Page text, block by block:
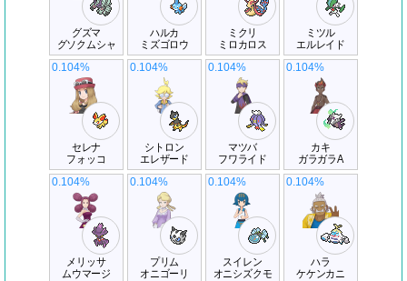
グズマ
グソクムシャ
ハルカ
ミズゴロウ
ミクリ
ミロカロス
ミツル
エルレイド
セレナ
フォッコ
0.104%
シトロン
エレザード
0.104%
マツバ
フワライド
0.104%
カキ
ガラガラA
0.104%
メリッサ
ムウマージ
0.104%
プリム
オニゴーリ
0.104%
スイレン
オニシズクモ
0.104%
ハラ
ケケンカニ
0.104%